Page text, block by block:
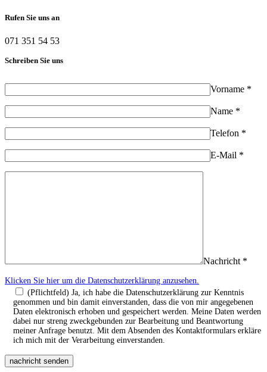
Rufen Sie uns an
071 351 54 53
Schreiben Sie uns
Vorname *
Name *
Telefon *
E-Mail *
Nachricht *
Klicken Sie hier um die Datenschutzerklärung anzusehen.
(Pflichtfeld) Ja, ich habe die Datenschutzerklärung zur Kenntnis
genommen und bin damit einverstanden, dass die von mir angegebenen
Daten elektronisch erhoben und gespeichert werden. Meine Daten werden
dabei nur streng zweckgebunden zur Bearbeitung und Beantwortung
meiner Anfrage benutzt. Mit dem Absenden des Kontaktformulars erkläre
ich mich mit der Verarbeitung einverstanden.